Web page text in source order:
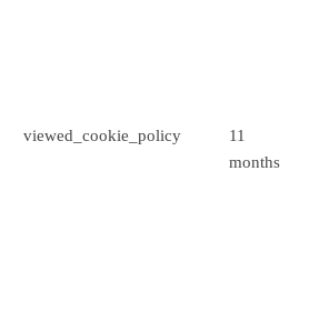
viewed_cookie_policy
11
months